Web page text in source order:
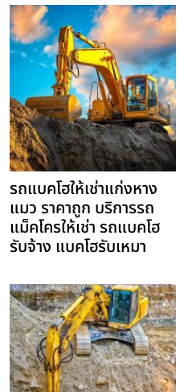
รถแบคโฮให้เช่าแก่งหาง
แมว ราคาถูก บริการรถ
แม็คโครให้เช่า รถแบคโฮ
รับจ้าง แบคโฮรับเหมา